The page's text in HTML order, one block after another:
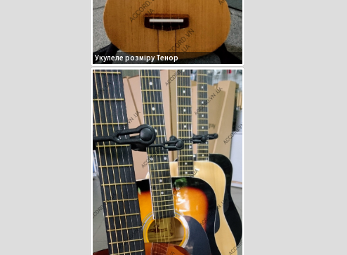
Укулеле розміру Тенор